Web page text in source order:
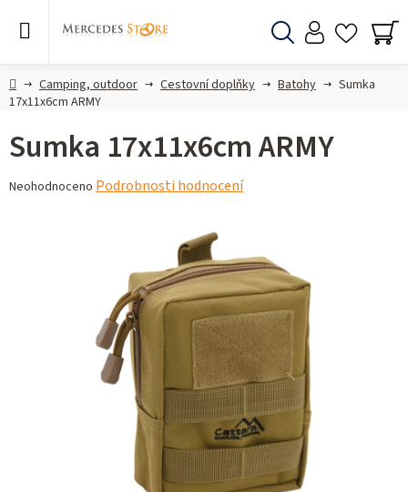
DomůCamping, outdoor Cestovní doplňky Batohy
Sumka
17x11x6cm ARMY
Sumka 17x11x6cm ARMY
Průměrné
Neohodnoceno Podrobnosti hodnocení